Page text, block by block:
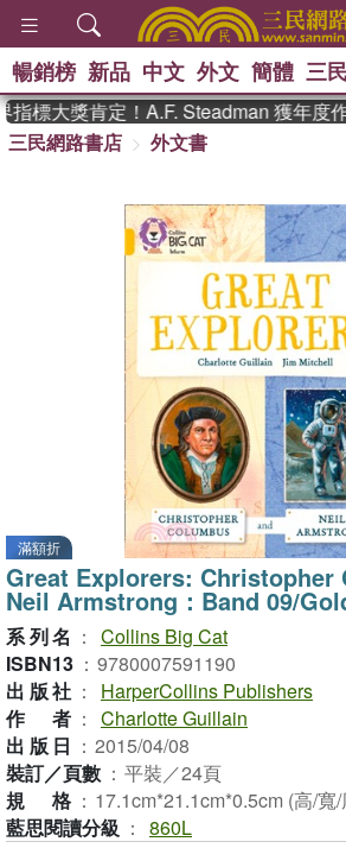
台
女孩：黎曼猜想
、 如果歷史是
暢銷榜 新品 中文 外文 簡體 三
標大獎肯定！A.F. Steadman 獲年度
三民網路書店
外文書
滿額折
Great Explorers: Christopher
Neil Armstrong：Band 09/
系列名 ： Collins Big Cat
ISBN13 ： 9780007591190
出版社 ：
HarperCollins Publishers
作者 ： Charlotte Guillain
出版日 ： 2015/04/08
裝訂／頁數 ： 平裝／24頁
規格 ： 17.1cm*21.1cm*0.5cm (高/寬/
藍思閱讀分級 ： 860L